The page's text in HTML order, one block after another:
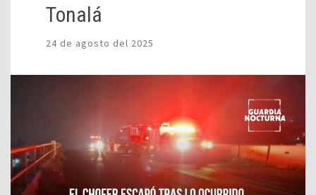
Tonalá
24 de agosto del 2025